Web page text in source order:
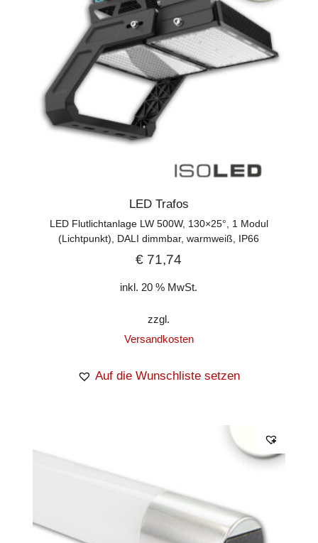
LED Trafos
LED Flutlichtanlage LW 500W, 130×25°, 1 Modul
(Lichtpunkt), DALI dimmbar, warmweiß, IP66
€ 71,74
inkl. 20 % MwSt.
zzgl.
Versandkosten
Auf die Wunschliste setzen